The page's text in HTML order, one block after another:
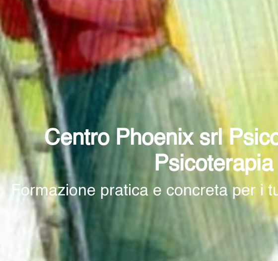
Centro Phoenix srl
Formazione pratica e concreta per i